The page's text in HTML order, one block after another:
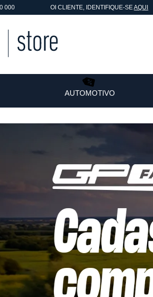
000 OICLIENTE, IDENTIFIQUE-SEAQUI
AUTOMOTIVO